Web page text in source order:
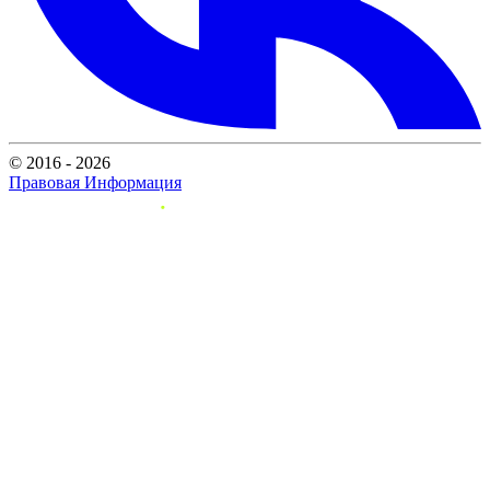
© 2016 - 2026
Правовая Информация